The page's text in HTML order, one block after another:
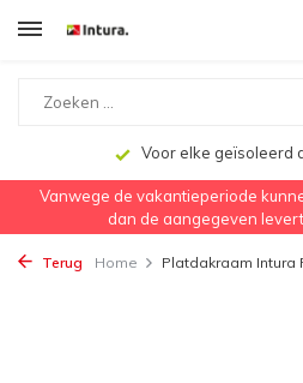
Voor elke geïsoleerd
Vanwege de vakantieperiode
dan de aangegeven
Terug Home Platdakraam Intura